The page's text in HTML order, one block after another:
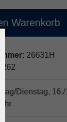
Warenkorb
26631H
262
Dienstag,